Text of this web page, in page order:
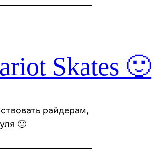
Skates 🙂
райдерам,
🙂